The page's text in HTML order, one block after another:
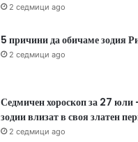
2 седмици ago
5 причини да обичаме зодия
2 седмици ago
Седмичен хороскоп за 27 юли
зодии влизат в своя златен
2 седмици ago